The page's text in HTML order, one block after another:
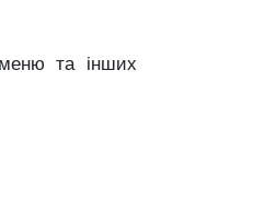
та інших